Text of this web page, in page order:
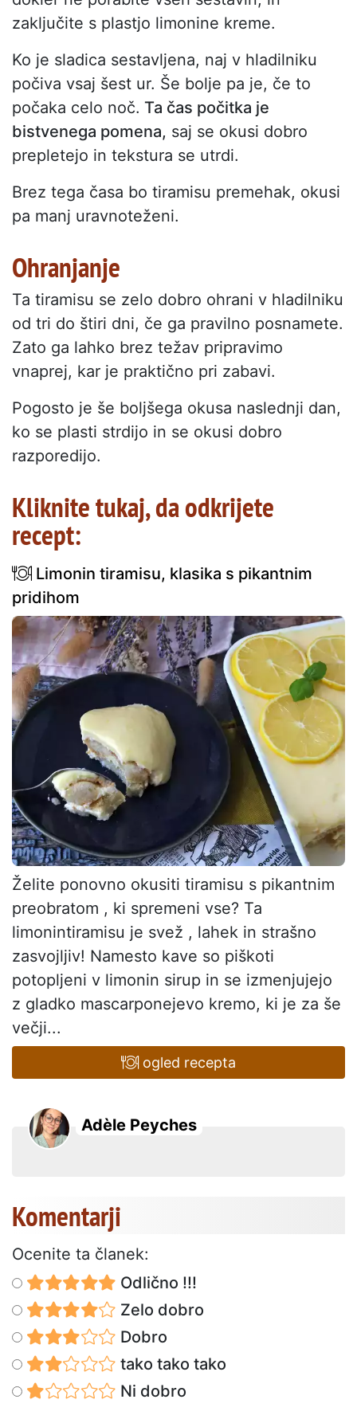
zaključite s plastjo limonine kreme.
Ko je sladica sestavljena, naj v hladilniku
počiva vsaj šest ur. Še bolje pa je, če to
počaka celo noč. Ta čas počitka je
bistvenega pomena, saj se okusi dobro
prepletejo in tekstura se utrdi.
Brez tega časa bo tiramisu premehak, okusi
pa manj uravnoteženi.
Ohranjanje
Ta tiramisu se zelo dobro ohrani v hladilniku
od tri do štiri dni, če ga pravilno posnamete.
Zato ga lahko brez težav pripravimo
vnaprej, kar je praktično pri zabavi.
Pogosto je še boljšega okusa naslednji dan,
ko se plasti strdijo in se okusi dobro
razporedijo.
Kliknite tukaj, da odkrijete
recept:
Limonin tiramisu, klasika s pikantnim
pridihom
Želite ponovno okusiti tiramisu s pikantnim
preobratom , ki spremeni vse? Ta
limonintiramisu je svež , lahek in strašno
zasvojljiv! Namesto kave so piškoti
potopljeni v limonin sirup in se izmenjujejo
z gladko mascarponejevo kremo, ki je za še
večji...
ogled recepta
Adèle Peyches
Komentarji
Ocenite ta članek:
Odlično !!!
Zelo dobro
Dobro
tako tako tako
Ni dobro